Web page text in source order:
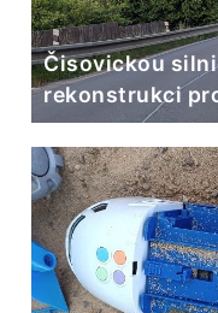
Čisovickou
rekonstrukci